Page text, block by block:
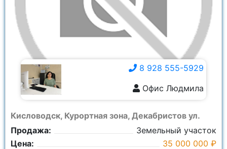
Кисловодск, Курортная зона, Декабристов ул.
Продажа:
Земельный участок
Цена:
35 000 000 ₽
8 928 555-5929
Офис Людмила